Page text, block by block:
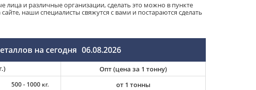
и различные организации, сделать это можно в пункте
наши специалисты свяжутся с вами и постараются сделать
на сегодня 06.08.2026
500 - 1000 кг.
Опт (цена за 1 тонну)
от 1 тонны